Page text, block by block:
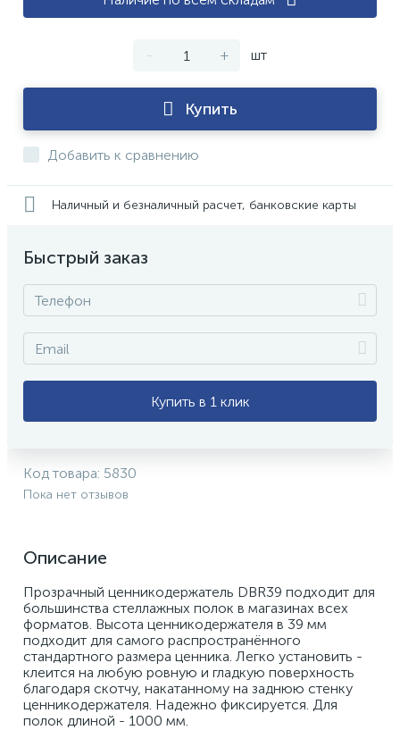
- + шт
Купить
Добавить к сравнению
Наличный и безналичный расчет, банковские карты
Быстрый заказ
Купить в 1 клик
Код товара: 5830
Пока нет отзывов
Описание
Прозрачный ценникодержатель DBR39 подходит для
большинства стеллажных полок в магазинах всех
форматов. Высота ценникодержателя в 39 мм
подходит для самого распространённого
стандартного размера ценника. Легко установить -
клеится на любую ровную и гладкую поверхность
благодаря скотчу, накатанному на заднюю стенку
ценникодержателя. Надежно фиксируется. Для
полок длиной - 1000 мм.